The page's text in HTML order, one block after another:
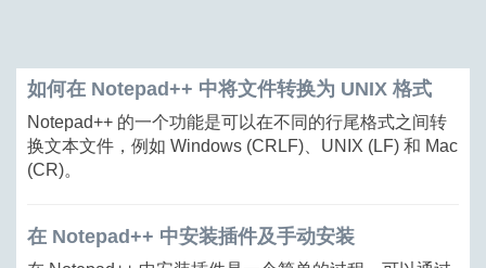
如何在 Notepad++ 中将文件转换为 UNIX 格式
Notepad++ 的一个功能是可以在不同的行尾格式之间转
换文本文件，例如 Windows (CRLF)、UNIX (LF) 和 Mac
(CR)。
在 Notepad++ 中安装插件及手动安装